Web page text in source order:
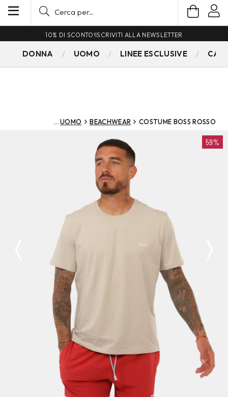
10% DI SCONTO!ISCRIVITI ALLA NEWSLETTER
DONNA UOMO LINEE ESCLUSIVE
UOMO BEACHWEAR COSTUME BOSS ROSSO
59%